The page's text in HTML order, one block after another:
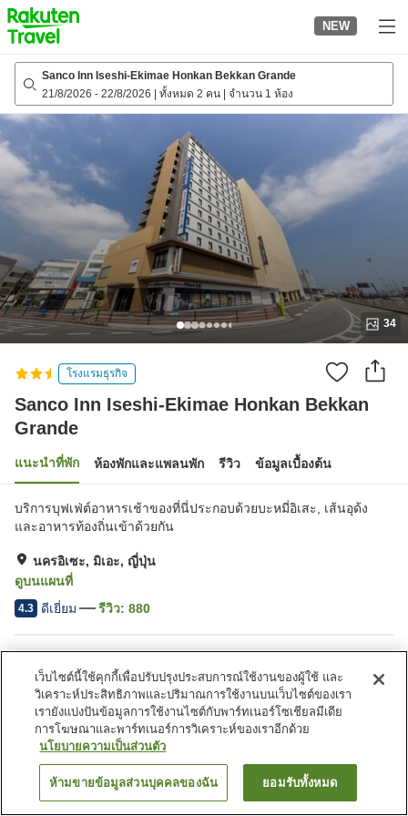
to
top
page
NEW
Sanco Inn Iseshi-Ekimae Honkan Bekkan Grande
21/8/2026 - 22/8/2026 ทั้งหมด 2 คน จำนวน 1 ห้อง
34
โรงแรมธุรกิจ
Sanco Inn Iseshi-Ekimae Honkan Bekkan
Grande
แนะนำที่พัก ห้องพักและแพลนพัก รีวิว ข้อมูลเบื้องต้น
บริการบุฟเฟ่ต์อาหารเช้าของที่นี่ประกอบด้วยบะหมี่อิเสะ, เส้นอุด้ง
และอาหารท้องถิ่นเข้าด้วยกัน
นครอิเซะ, มิเอะ, ญี่ปุ่น
ดูบนแผนที่
4.3 ดีเยี่ยม รีวิว: 880
ที่จอดรถ
ตู้จำหน่ายอัตโนมัติ
บริการซักผ้า (มีค่าบริการ)
ห้องอาบน้ำใหญ่
หน้าแรก ญี่ปุ่น มิเอะ
Sanco Inn Iseshi-Ekimae Honkan Bekkan Grande
ค้นหาห้องพัก
เว็บไซต์นี้ใช้คุกกี้เพื่อปรับปรุงประสบการณ์ใช้งานของผู้ใช้ และ
วิเคราะห์ประสิทธิภาพและปริมาณการใช้งานบนเว็บไซต์ของเรา
เรายังแบ่งปันข้อมูลการใช้งานไซต์กับพาร์ทเนอร์โซเชียลมีเดีย
การโฆษณาและพาร์ทเนอร์การวิเคราะห์ของเราอีกด้วย
นโยบายความเป็นส่วนตัว
ห้ามขายข้อมูลส่วนบุคคลของฉัน ยอมรับทั้งหมด